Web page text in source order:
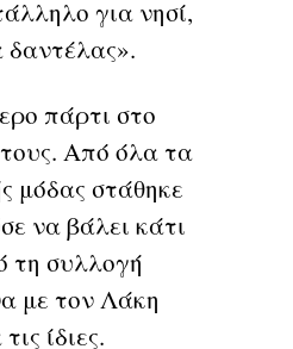
για νησί,
δαντέλας».
πάρτι στο
Από όλα τα
μόδας στάθηκε
να βάλει κάτι
τη συλλογή
με τον Λάκη
ίδιες.